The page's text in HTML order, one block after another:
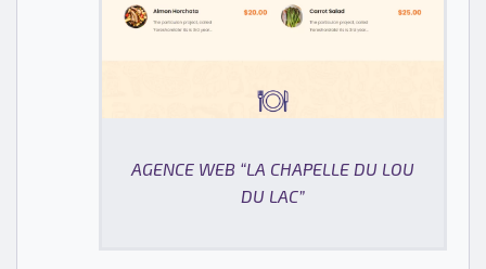
AGENCE WEB “LA CHAPELLE DU LOU
DU LAC”